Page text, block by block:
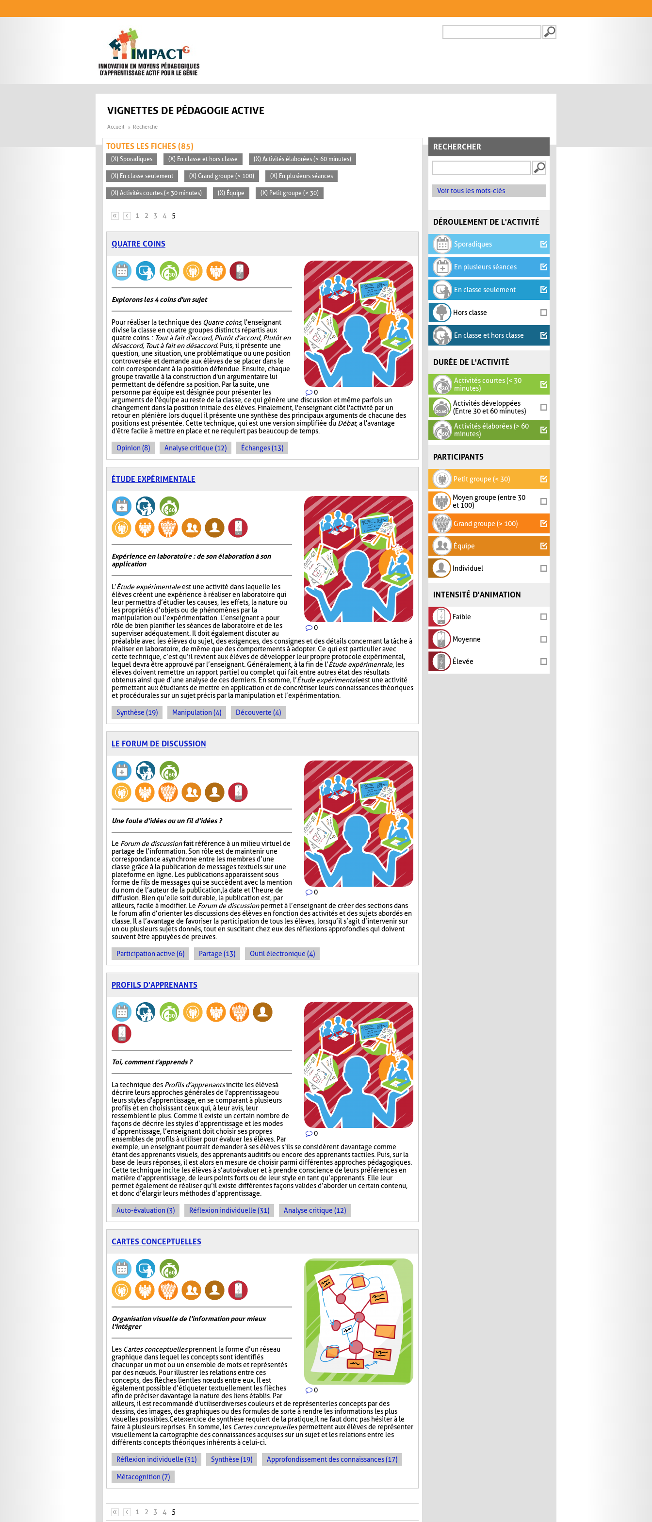
FORMULAIRE DE
VIGNETTES DE PÉDAGOGIE ACTIVE
Accueil Recherche
RECHERCHER
Voir tous les mots-clés
DÉROULEMENT DE L'ACTIVITÉ
Sporadiques
En plusieurs séances
En classe seulement
Hors classe
En classe et hors classe
DURÉE DE L'ACTIVITÉ
Activités courtes (< 30
minutes)
Activités développées
(Entre 30 et 60 minutes)
Activités élaborées (> 60
minutes)
PARTICIPANTS
Petit groupe (< 30)
Moyen groupe (entre 30
et 100)
Grand groupe (> 100)
Équipe
Individuel
INTENSITÉ D'ANIMATION
Faible
Moyenne
Élevée
TOUTES LES FICHES (85)
(X) Sporadiques (X) En classe et hors classe (X) Activités élaborées (> 60 minutes)
(X) En classe seulement (X) Grand groupe (> 100) (X) En plusieurs séances
(X) Activités courtes (< 30 minutes) (X) Équipe (X) Petit groupe (< 30)
PAGES
« ‹ 1 2 3 4 5
QUATRE COINS
0
Explorons les 4 coins d'un sujet
Pour réaliser la technique des Quatre coins, l'enseignant
divise la classe en quatre groupes distincts répartis aux
quatre coins. : Tout à fait d'accord, Plutôt d'accord, Plutôt en
désaccord, Tout à fait en désaccord. Puis, il présente une
question, une situation, une problématique ou une position
controversée et demande aux élèves de se placer dans le
coin correspondant à la position défendue. Ensuite, chaque
groupe travaille à la construction d'un argumentaire lui
permettant de défendre sa position. Par la suite, une
personne par équipe est désignée pour présenter les
arguments de l'équipe au reste de la classe, ce qui génère une discussion et même parfois un
changement dans la position initiale des élèves. Finalement, l'enseignant clôt l'activité par un
retour en plénière lors duquel il présente une synthèse des principaux arguments de chacune des
positions est présentée. Cette technique, qui est une version simplifiée du Débat, a l'avantage
d'être facile à mettre en place et ne requiert pas beaucoup de temps.
Opinion (8) Analyse critique (12) Échanges (13)
ÉTUDE EXPÉRIMENTALE
0
Expérience en laboratoire : de son élaboration à son
application
L’Étude expérimentaleest une activité dans laquelle les
élèves créent une expérience à réaliser en laboratoire qui
leur permettra d’étudier les causes, les effets, la nature ou
les propriétés d’objets ou de phénomènes par la
manipulation ou l’expérimentation. L’enseignant a pour
rôle de bien planifier les séances de laboratoire et de les
superviser adéquatement. Il doit également discuter au
préalable avec les élèves du sujet, des exigences, des consignes et des détails concernant la tâche à
réaliser en laboratoire, de même que des comportements à adopter. Ce qui est particulier avec
cette technique, c’est qu’il revient aux élèves de développer leur propre protocole expérimental,
lequel devra être approuvé par l’enseignant. Généralement, à la fin de l’Étude expérimentale, les
élèves doivent remettre un rapport partiel ou complet qui fait entre autres état des résultats
obtenus ainsi que d’une analyse de ces derniers. En somme, l’Étude expérimentaleest une activité
permettant aux étudiants de mettre en application et de concrétiser leurs connaissances théoriques
et procédurales sur un sujet précis par la manipulation et l’expérimentation.
Synthèse (19) Manipulation (4) Découverte (4)
LE FORUM DE DISCUSSION
0
Une foule d’idées ou un fil d’idées ?
Le Forum de discussionfait référence à un milieu virtuel de
partage de l’information. Son rôle est de maintenir une
correspondance asynchrone entre les membres d’une
classe grâce à la publication de messages textuels sur une
plateforme en ligne. Les publications apparaissent sous
forme de fils de messages qui se succèdent avec la mention
du nom de l’auteur de la publication, la date et l’heure de
diffusion. Bien qu’elle soit durable, la publication est, par
ailleurs, facile à modifier. Le Forum de discussionpermet à l’enseignant de créer des sections dans
le forum afin d’orienter les discussions des élèves en fonction des activités et des sujets abordés en
classe. Il a l’avantage de favoriser la participation de tous les élèves, lorsqu’il s’agit d’intervenir sur
un ou plusieurs sujets donnés, tout en suscitant chez eux des réflexions approfondies qui doivent
souvent être appuyées de preuves.
Participation active (6) Partage (13) Outil électronique (4)
PROFILS D'APPRENANTS
0
Toi, comment t'apprends ?
La technique des Profils d'apprenantsincite les élèves à
décrire leurs approches générales de l'apprentissage ou
leurs styles d'apprentissage, en se comparant à plusieurs
profils et en choisissant ceux qui, à leur avis, leur
ressemblent le plus. Comme il existe un certain nombre de
façons de décrire les styles d’apprentissage et les modes
d’apprentissage, l’enseignant doit choisir ses propres
ensembles de profils à utiliser pour évaluer les élèves. Par
exemple, un enseignant pourrait demander à ses élèves s’ils se considèrent davantage comme
étant des apprenants visuels, des apprenants auditifs ou encore des apprenants tactiles. Puis, sur la
base de leurs réponses, il est alors en mesure de choisir parmi différentes approches pédagogiques.
Cette technique incite les élèves à s’autoévaluer et à prendre conscience de leurs préférences en
matière d’apprentissage, de leurs points forts ou de leur style en tant qu’apprenants. Elle leur
permet également de réaliser qu’il existe différentes façons valides d’aborder un certain contenu,
et donc d’élargir leurs méthodes d’apprentissage.
Auto-évaluation (3) Réflexion individuelle (31) Analyse critique (12)
CARTES CONCEPTUELLES
0
Organisation visuelle de l'information pour mieux
l'intégrer
Les Cartes conceptuellesprennent la forme d’un réseau
graphique dans lequel les concepts sont identifiés
chacun par un mot ou un ensemble de mots et représentés
par des nœuds. Pour illustrer les relations entre ces
concepts, des flèches lient les nœuds entre eux. Il est
également possible d’étiqueter textuellement les flèches
afin de préciser davantage la nature des liens établis. Par
ailleurs, il est recommandé d'utiliser diverses couleurs et de représenter les concepts par des
dessins, des images, des graphiques ou des formules de sorte à rendre les informations les plus
visuelles possibles. Cet exercice de synthèse requiert de la pratique, il ne faut donc pas hésiter à le
faire à plusieurs reprises. En somme, les Cartes conceptuellespermettent aux élèves de représenter
visuellement la cartographie des connaissances acquises sur un sujet et les relations entre les
différents concepts théoriques inhérents à celui-ci.
Réflexion individuelle (31) Synthèse (19) Approfondissement des connaissances (17)
Métacognition (7)
« ‹ 1 2 3 4 5